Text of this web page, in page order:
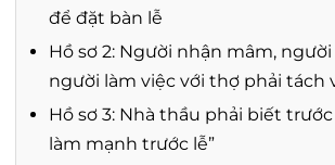
để đặt bàn lễ
Hồ sơ 2: Người nhận mâm,
người làm việc với thợ phải tách
Hồ sơ 3: Nhà thầu phải biết
làm mạnh trước lễ”